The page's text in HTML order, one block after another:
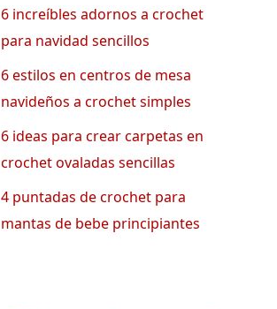
6 increíbles adornos a crochet
para navidad sencillos
6 estilos en centros de mesa
navideños a crochet simples
6 ideas para crear carpetas en
crochet ovaladas sencillas
4 puntadas de crochet para
mantas de bebe principiantes